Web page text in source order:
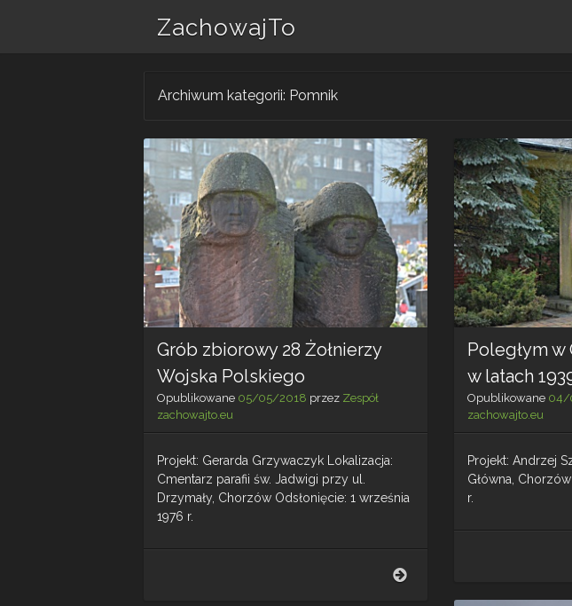
ZachowajTo
Archiwum kategorii: Pomnik
Grób zbiorowy 28 Żołnierzy
Wojska Polskiego
Opublikowane 05/05/2018 przez Zespół
zachowajto.eu
Projekt: Gerarda Grzywaczyk Lokalizacja:
Cmentarz parafii św. Jadwigi przy ul.
Drzymały, Chorzów Odsłonięcie: 1 września
1976 r.
Poległym
w latach
Opublikowane 04/
zachowajto.eu
Projekt: Andrzej
Główna,
r.